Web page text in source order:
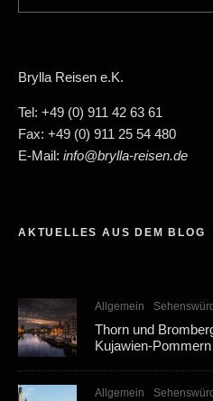
Brylla Reisen e.K.
Tel: +49 (0) 911 42 63 61
Fax: +49 (0) 911 25 54 480
E-Mail: info@brylla-reisen.de
AKTUELLES AUS DEM BLOG
Allgemein
Thorn und
Kujawien-Pommern
Allgemein